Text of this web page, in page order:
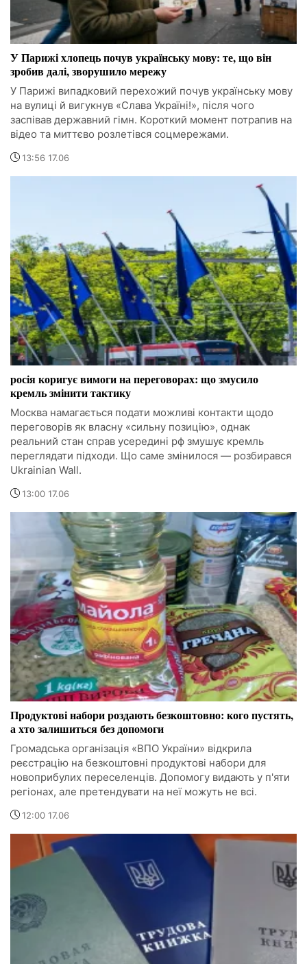
У Парижі хлопець почув українську мову: те, що він
зробив далі, зворушило мережу
У Парижі випадковий перехожий почув українську мову
на вулиці й вигукнув «Слава Україні!», після чого
заспівав державний гімн. Короткий момент потрапив на
відео та миттєво розлетівся соцмережами.
13:56 17.06
росія коригує вимоги на переговорах: що змусило
кремль змінити тактику
Москва намагається подати можливі контакти щодо
переговорів як власну «сильну позицію», однак
реальний стан справ усередині рф змушує кремль
переглядати підходи. Що саме змінилося — розбирався
Ukrainian Wall.
13:00 17.06
Продуктові набори роздають безкоштовно: кого пустять,
а хто залишиться без допомоги
Громадська організація «ВПО України» відкрила
реєстрацію на безкоштовні продуктові набори для
новоприбулих переселенців. Допомогу видають у п'яти
регіонах, але претендувати на неї можуть не всі.
12:00 17.06